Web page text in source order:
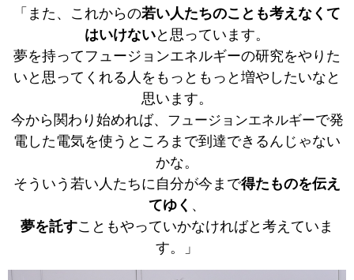
「また、これからの若い人たちのことも考えなくて
はいけないと思っています。
夢を持ってフュージョンエネルギーの研究をやりた
いと思ってくれる人をもっともっと増やしたいなと
思います。
今から関わり始めれば、
フュージョンエネルギーで発
電した電気を使うところまで到達できるんじゃない
かな。
そういう若い人たちに自分が今まで得たものを伝え
てゆく 、
夢を託すこともやっていかなければと考えていま
す。」